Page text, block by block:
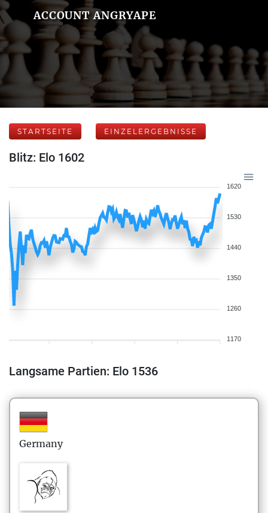
ACCOUNT ANGRYAPE
STARTSEITE EINZELERGEBNISSE
Blitz: Elo 1602
1620
1530
1440
1350
1260
1170
Langsame Partien: Elo 1536
Germany